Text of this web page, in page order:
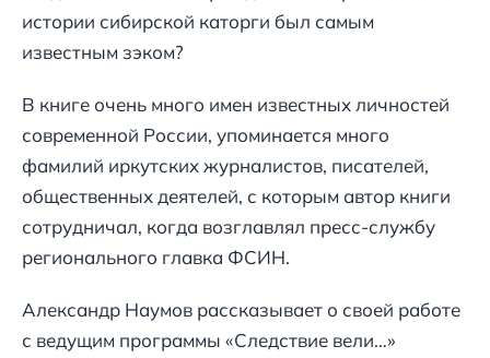
истории сибирской каторги был самым
известным зэком?
В книге очень много имен известных личностей
современной России, упоминается много
фамилий иркутских журналистов, писателей,
общественных деятелей, с которым автор книги
сотрудничал, когда возглавлял пресс-службу
регионального главка ФСИН.
Александр Наумов рассказывает о своей работе
с ведущим программы «Следствие вели…»